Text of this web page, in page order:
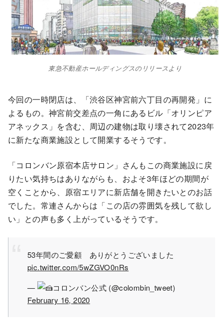
東急不動産ホールディングスのリリースより
今回の一時閉店は、「渋谷区神宮前六丁目の再開発」に
よるもの。神宮前交差点の一角にあるビル「オリンピア
アネックス」を含む、周辺の建物は取り壊されて2023年
に新たな商業施設として開業するそうです。
「コロンバン原宿本店サロン」さんもこの商業施設に戻
りたい気持ちはありながらも、およそ3年ほどの期間が
空くことから、原宿エリアに新店舗を開きたいとのお話
でした。常連さんからは「この店の雰囲気を残して欲し
い」との声も多く上がっているそうです。
53年間のご愛顧 ありがとうございました
pic.twitter.com/5wZGVO0nRs
—
コロンバン公式 (@colombin_tweet)
February 16, 2020